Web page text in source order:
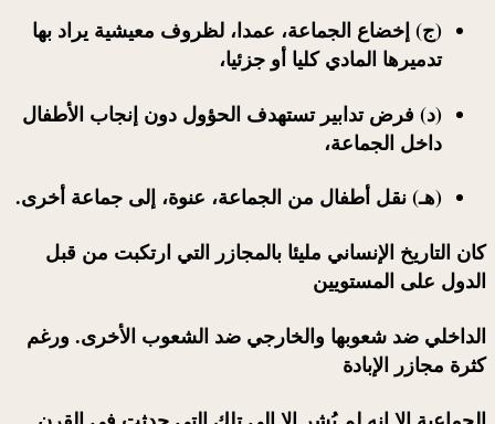
(ج) إخضاع الجماعة، عمدا، لظروف معيشية يراد بها
تدميرها المادي كليا أو جزئيا،
(د) فرض تدابير تستهدف الحؤول دون إنجاب الأطفال
داخل الجماعة،
(هـ) نقل أطفال من الجماعة، عنوة، إلى جماعة أخرى.
كان التاريخ الإنساني مليئا بالمجازر التي ارتكبت من قبل
الدول على المستويين
الداخلي ضد شعوبها والخارجي ضد الشعوب الأخرى. ورغم
كثرة مجازر الإبادة